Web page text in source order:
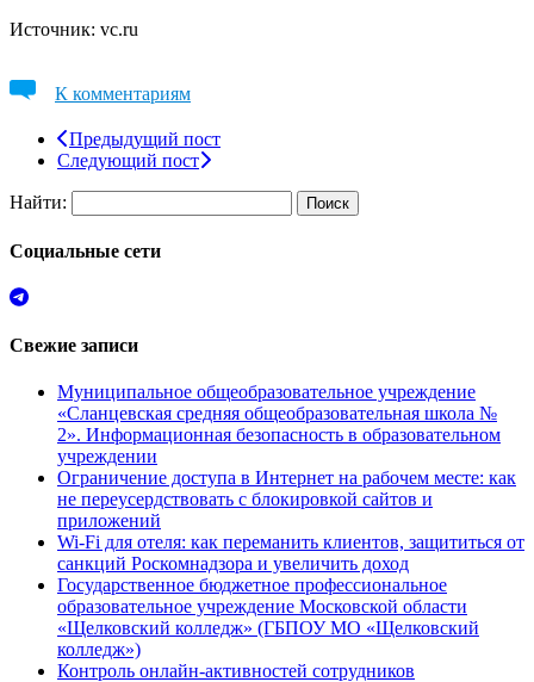
Источник: vc.ru
К комментариям
Предыдущий пост
Следующий пост
Найти:
Социальные сети
Свежие записи
Муниципальное общеобразовательное учреждение
«Сланцевская средняя общеобразовательная школа №
2». Информационная безопасность в образовательном
учреждении
Ограничение доступа в Интернет на рабочем месте: как
не переусердствовать с блокировкой сайтов и
приложений
Wi-Fi для отеля: как переманить клиентов, защититься от
санкций Роскомнадзора и увеличить доход
Государственное бюджетное профессиональное
образовательное учреждение Московской области
«Щелковский колледж» (ГБПОУ МО «Щелковский
колледж»)
Контроль онлайн-активностей сотрудников